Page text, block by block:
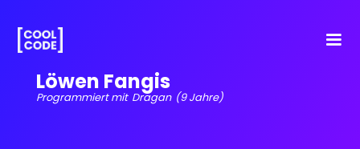
Löwen Fangis
Programmiert mit Dragan (9 Jahre)